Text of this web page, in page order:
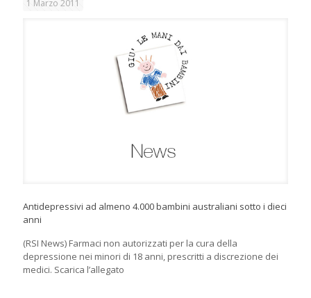
1 Marzo 2011
Antidepressivi ad almeno 4.000 bambini australiani sotto i dieci
anni
(RSI News) Farmaci non autorizzati per la cura della
depressione nei minori di 18 anni, prescritti a discrezione dei
medici. Scarica l’allegato